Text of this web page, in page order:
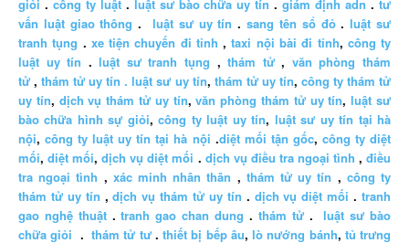
giỏi . công ty luật. luật sư bào chữa uy tín .giám định adn .tư
vấn luật giao thông . luật sư uy tín .sang tên sổ đỏ.luật sư
tranh tụng . xe tiện chuyến đi tỉnh ,taxi nội bài đi tỉnh, công ty
luật uy tín .luật sư tranh tụng ,thám tử, văn phòng thám
tử ,thám tử uy tín . luật sư uy tín, thám tử uy tín, công ty thám tử
uy tín, dịch vụ thám tử uy tín,văn phòng thám tử uy tín,luật sư
bào chữa hình sự giỏi,công ty luật uy tín, luật sư uy tín tại hà
nội,công ty luật uy tín tại hà nội .diệt mối tận gốc, công ty diệt
mối,diệt mối,dịch vụ diệt mối . dịch vụ điều tra ngoại tình ,điều
tra ngoại tình , xác minh nhân thân , thám tử uy tín , công ty
thám tử uy tín ,dịch vụ thám tử uy tín . dịch vụ diệt mối .tranh
gao nghệ thuật.tranh gao chan dung . thám tử.luật sư bào
chữa giỏi .thám tử tư.thiết bị bếp âu,lò nướng bánh, tủ trưng